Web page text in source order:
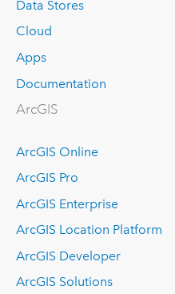
Data Stores
Cloud
Apps
Documentation
ArcGIS
ArcGIS Online
ArcGIS Pro
ArcGIS Enterprise
ArcGIS Location Platform
ArcGIS Developer
ArcGIS Solutions